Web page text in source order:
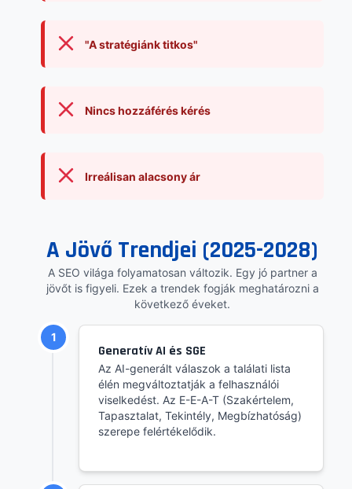
"A stratégiánk titkos"
Nincs hozzáférés kérés
Irreálisan alacsony ár
A Jövő Trendjei (2025-2028)
A SEO világa folyamatosan változik. Egy jó partner a
jövőt is figyeli. Ezek a trendek fogják meghatározni a
következő éveket.
1
Generatív AI és SGE
Az AI-generált válaszok a találati lista
élén megváltoztatják a felhasználói
viselkedést. Az E-E-A-T (Szakértelem,
Tapasztalat, Tekintély, Megbízhatóság)
szerepe felértékelődik.